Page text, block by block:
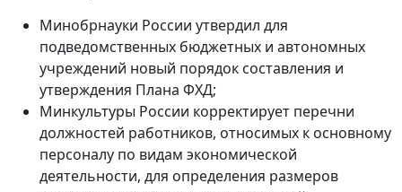
Минобрнауки России утвердил для
подведомственных бюджетных и автономных
учреждений новый порядок составления и
утверждения Плана ФХД;
Минкультуры России корректирует перечни
должностей работников, относимых к основному
персоналу по видам экономической
деятельности, для определения размеров